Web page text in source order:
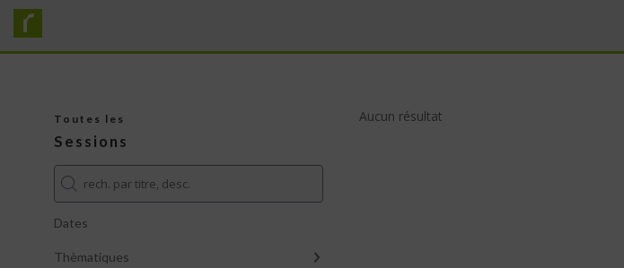
Toutes les
Sessions
Dates
Thèmatiques
Aucun résultat